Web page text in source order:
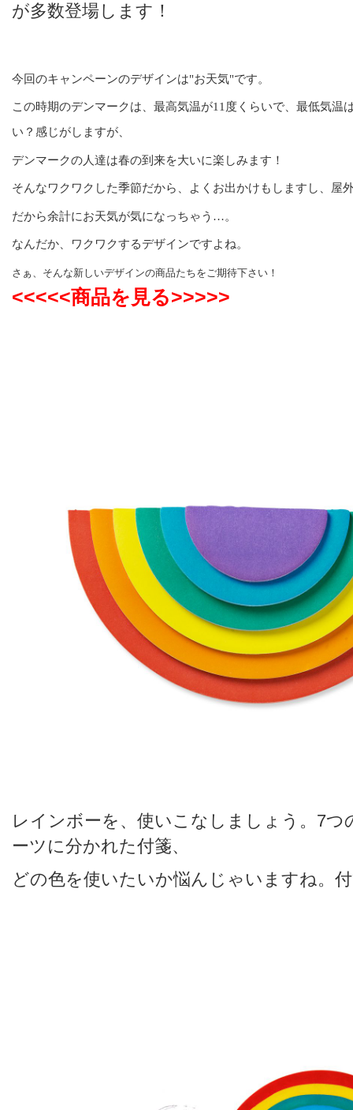
が多数登場します！
今回のキャンペーンのデザインは"お天気"です。
この時期のデンマークは、最高気温が11度くらいで、最低気温
い？感じがしますが、
デンマークの人達は春の到来を大いに楽しみます！
そんなワクワクした季節だから、よくお出かけもしますし、屋
だから余計にお天気が気になっちゃう…。
なんだか、ワクワクするデザインですよね。
さぁ、そんな新しいデザインの商品たちをご期待下さい！
<<<<<商品を見る>>>>>
レインボーを、使いこなしましょう。7つ
ーツに分かれた付箋、
どの色を使いたいか悩んじゃいますね。